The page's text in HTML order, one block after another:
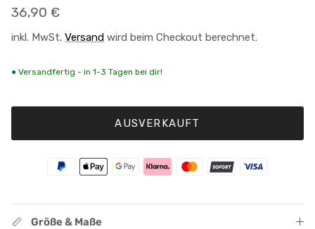
Normaler Preis
36,90 €
inkl. MwSt. Versand wird beim Checkout berechnet.
● Versandfertig - in 1-3 Tagen bei dir!
AUSVERKAUFT
Größe & Maße